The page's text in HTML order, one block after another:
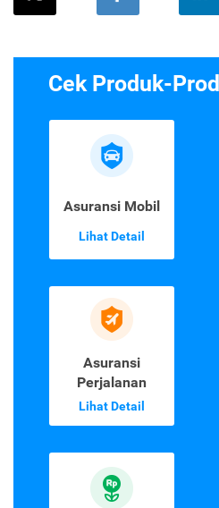
Cek Produk-
Asuransi Mobil
Lihat Detail
Asuransi
Perjalanan
Lihat Detail